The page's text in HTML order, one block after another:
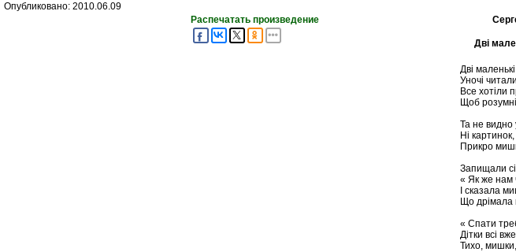
Опубликовано: 2010.06.09
Распечатать произведение
Дві
Дві
Уночі
Все хотіли
Щоб
Та не видно
Ні
Прикро
Запищали
« Як же нам
І сказала
Що дрімала
« Спати
Дітки всі
Тихо,